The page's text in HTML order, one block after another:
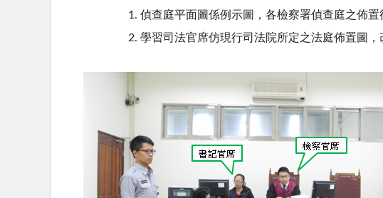
偵查庭平面圖係例示圖，各檢察署偵查庭之佈置
學習司法官席仿現行司法院所定之法庭佈置圖，